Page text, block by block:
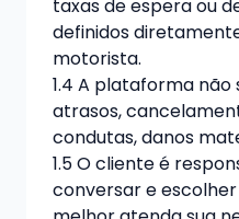
taxas de espera ou
definidos
motorista.
1.4 A plataforma
atrasos,
condutas, danos
1.5 O cliente é
conversar e